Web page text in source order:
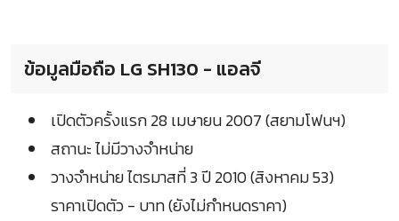
ข้อมูลมือถือ LG SH130 - แอลจี
เปิดตัวครั้งแรก 28 เมษายน 2007 (สยามโฟนฯ)
สถานะ ไม่มีวางจำหน่าย
วางจำหน่าย ไตรมาสที่ 3 ปี 2010 (สิงหาคม 53)
ราคาเปิดตัว - บาท (ยังไม่กำหนดราคา)